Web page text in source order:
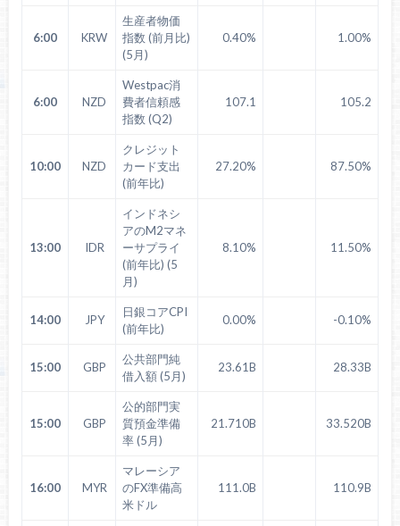
6:00 KRW
生産者物価
指数 (前月比)
(5月)
0.40% 1.00%
6:00 NZD
Westpac消
費者信頼感
指数 (Q2)
107.1 105.2
10:00 NZD
クレジット
カード支出
(前年比)
27.20% 87.50%
13:00 IDR
インドネシ
アのM2マネ
ーサプライ
(前年比) (5
月)
8.10% 11.50%
14:00 JPY
日銀コアCPI
(前年比)
0.00% -0.10%
15:00 GBP
公共部門純
借入額 (5月)
23.61B 28.33B
15:00 GBP
公的部門実
質預金準備
率 (5月)
21.710B 33.520B
16:00 MYR
マレーシア
のFX準備高
米ドル
111.0B 110.9B